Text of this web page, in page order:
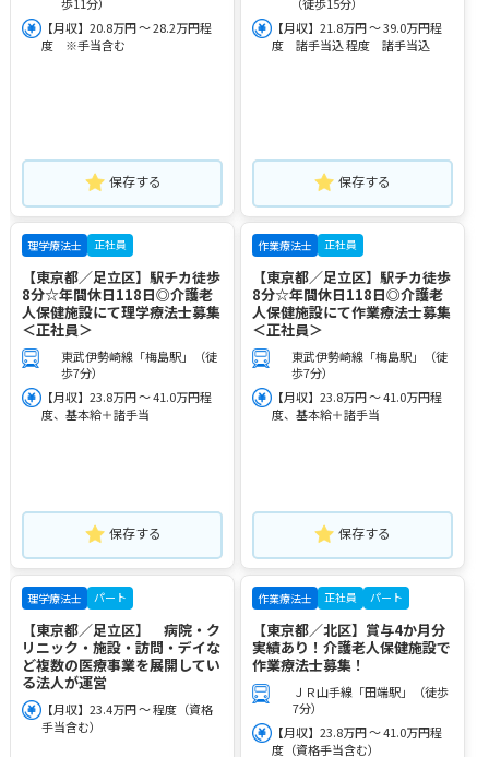
【月収】20.8万円 ～ 28.2万円程
度 ※手当含む
保存する
【月収】21.8万円 ～ 39.0万円程
度 諸手当込 程度 諸手当込
保存する
理学療法士 正社員
【東京都／足立区】駅チカ徒歩
8分☆年間休日118日◎介護老
人保健施設にて理学療法士募集
＜正社員＞
東武伊勢崎線「梅島駅」（徒
歩7分）
【月収】23.8万円 ～ 41.0万円程
度、基本給＋諸手当
保存する
作業療法士 正社員
【東京都／足立区】駅チカ徒歩
8分☆年間休日118日◎介護老
人保健施設にて作業療法士募集
＜正社員＞
東武伊勢崎線「梅島駅」（徒
歩7分）
【月収】23.8万円 ～ 41.0万円程
度、基本給＋諸手当
保存する
理学療法士 パート
【東京都／足立区】 病院・ク
リニック・施設・訪問・デイな
ど複数の医療事業を展開してい
る法人が運営
【月収】23.4万円 ～ 程度（資格
手当含む）
作業療法士 正社員 パート
【東京都／北区】賞与4か月分
実績あり！介護老人保健施設で
作業療法士募集！
ＪＲ山手線「田端駅」（徒歩
7分）
【月収】23.8万円 ～ 41.0万円程
度（資格手当含む）